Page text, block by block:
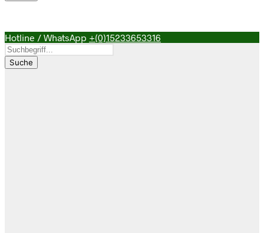
Hotline / WhatsApp +(0)15233653316
Products
search
Suche